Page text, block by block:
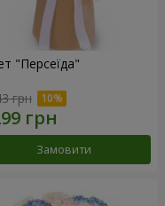
"Персеїда"
грн
Замовити